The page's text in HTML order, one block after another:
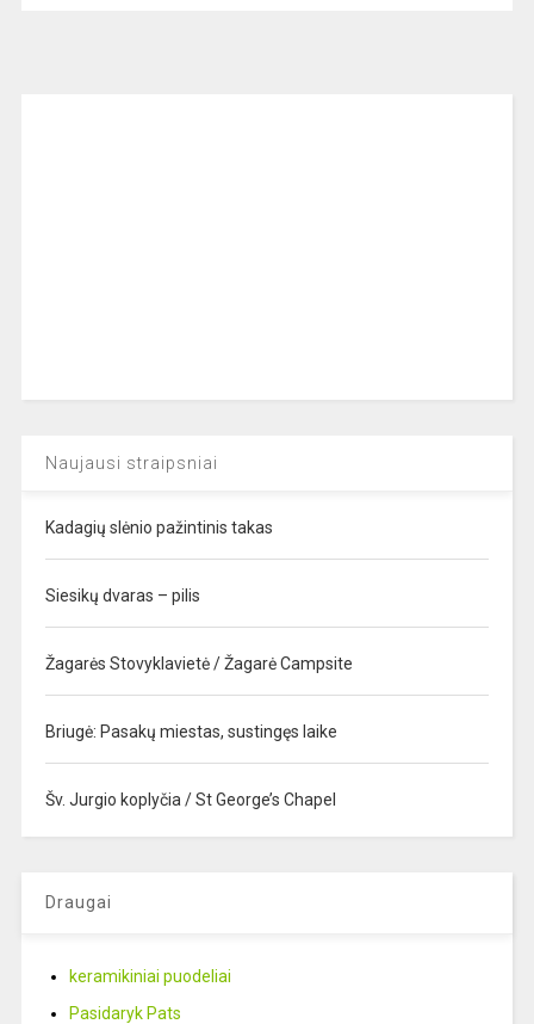
Naujausi straipsniai
Kadagių slėnio pažintinis takas
Siesikų dvaras – pilis
Žagarės Stovyklavietė / Žagarė Campsite
Briugė: Pasakų miestas, sustingęs laike
Šv. Jurgio koplyčia / St George’s Chapel
Draugai
keramikiniai puodeliai
Pasidaryk Pats